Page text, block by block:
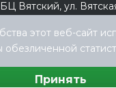
Вятский, ул.
этот веб-сайт
Принять